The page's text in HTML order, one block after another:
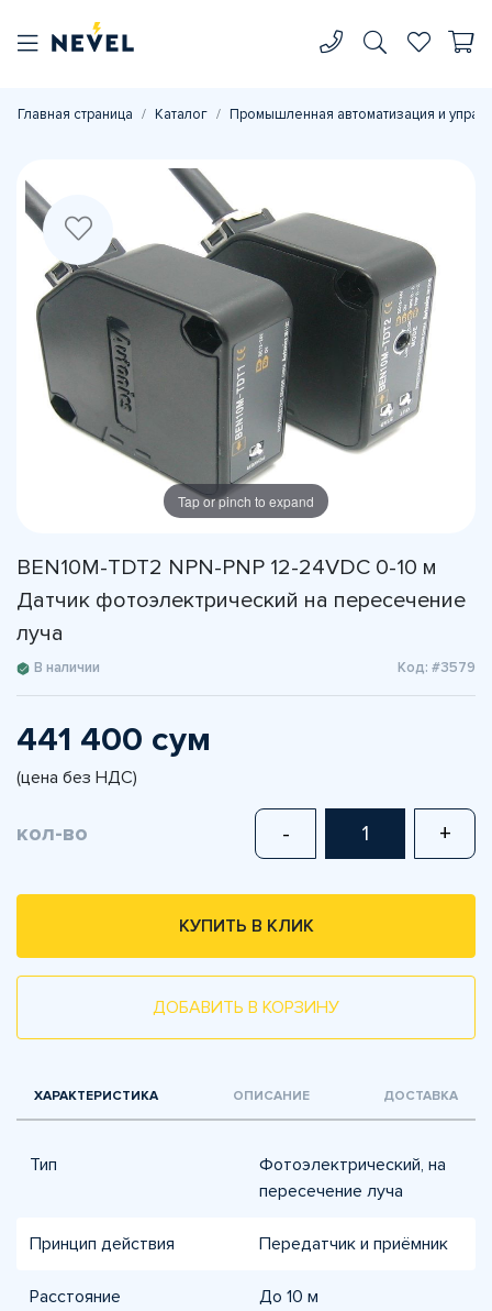
Главная страница Каталог Промышленная автоматизация и
Tap or pinch to expand
BEN10M-TDT2 NPN-PNP 12-24VDC 0-10 м
Датчик фотоэлектрический на пересечение
луча
В наличии Код: #3579
441 400 сум
(цена без НДС)
кол-во - +
КУПИТЬ В КЛИК
ДОБАВИТЬ В КОРЗИНУ
ХАРАКТЕРИСТИКА ОПИСАНИЕ ДОСТАВКА
Тип
Фотоэлектрический, на
пересечение луча
Принцип действия Передатчик и приёмник
Расстояние
До 10 м